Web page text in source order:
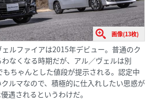
画像(13枚)
ルファイアは2015年デビュー。普通のク
なくなる時期だが、アル／ヴェルは別
ちゃんとした値段が提示される。認定中
ルマなので、積極的に仕入れしたい思惑が
遇されるというわけだ。